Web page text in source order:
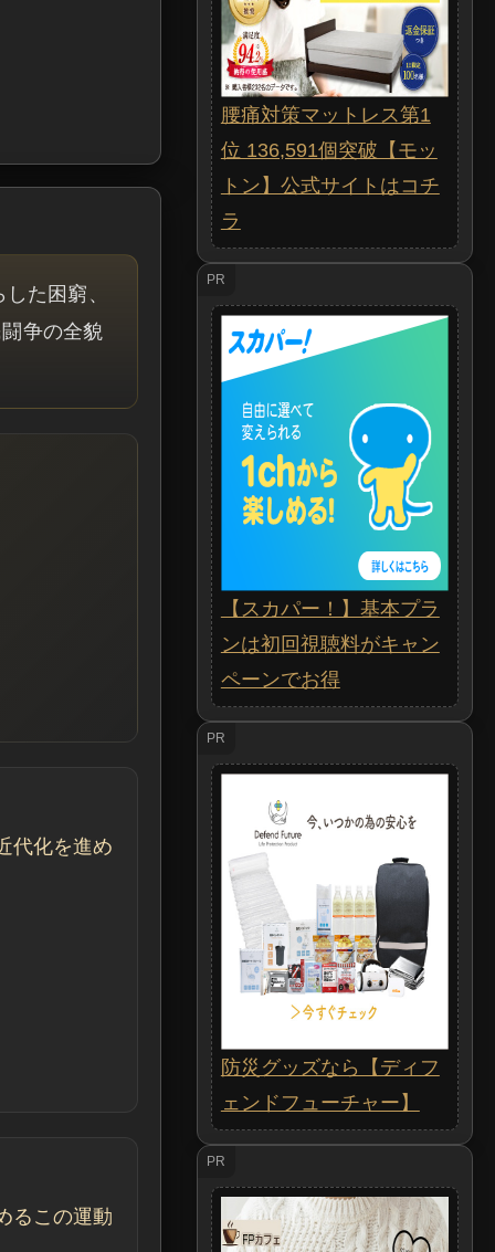
た困窮、
争の全貌
代化を進め
るこの運動
腰痛対策マットレス第1
位 136,591個突破【モッ
トン】公式サイトはコチ
ラ
PR
【スカパー！】基本プラ
ンは初回視聴料がキャン
ペーンでお得
PR
防災グッズなら【ディフ
ェンドフューチャー】
PR